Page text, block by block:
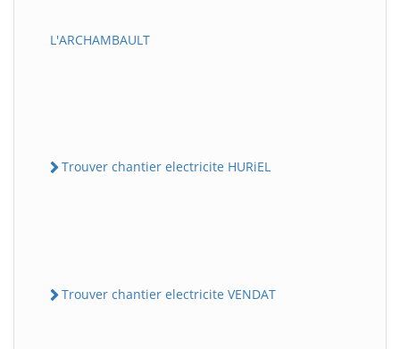
L'ARCHAMBAULT
Trouver chantier electricite HURiEL
Trouver chantier electricite VENDAT